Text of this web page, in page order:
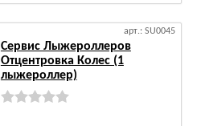
арт.: SU0045
Сервис Лыжероллеров
Отцентровка Колес (1
лыжероллер)